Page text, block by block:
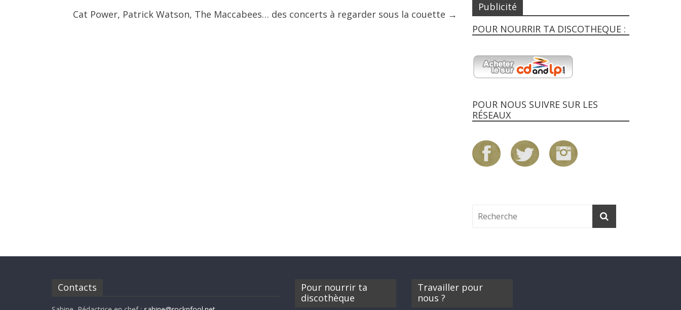
Cat Power, Patrick Watson, The Maccabees… des concerts à regarder sous la couette →
Publicité
POUR NOURRIR TA DISCOTHEQUE :
POUR NOUS SUIVRE SUR LES
RÉSEAUX
Contacts
Pour nourrir ta
discothèque
Travailler pour
nous ?